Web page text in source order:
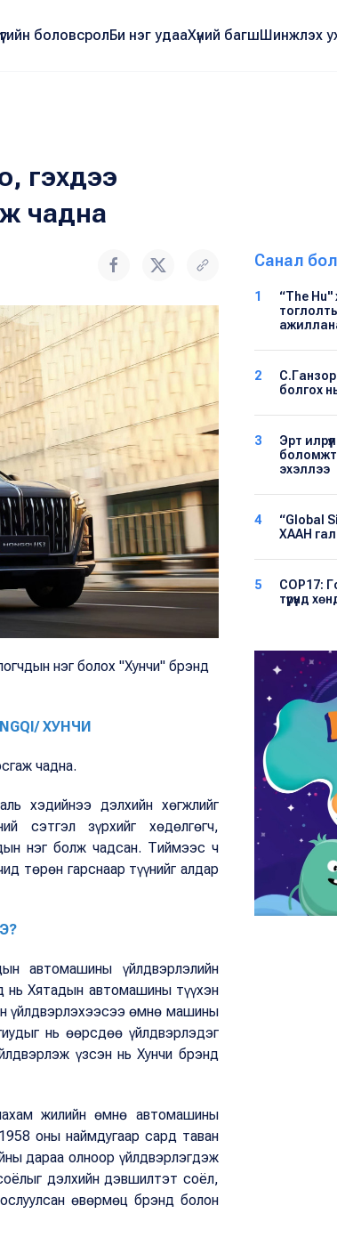
боловсролБи нэг удааХүний багшШинжлэх
гэхдээ
чадна
нэг болох "Хунчи" брэнд
XУНЧИ
чадна.
хэдийнээ дэлхийн хөгжлийг
сэтгэл зүрхийг хөдөлгөгч,
нэг болж чадсан. Тиймээс ч
төрөн гарснаар түүнийг алдар
автомашины үйлдвэрлэлийн
нь Хятадын автомашины түүхэн
үйлдвэрлэхээсээ өмнө машины
нь өөрсдөө үйлдвэрлэдэг
үзсэн нь Хунчи брэнд
жилийн өмнө автомашины
оны наймдугаар сард таван
дараа олноор үйлдвэрлэгдэж
дэлхийн дэвшилтэт соёл,
өвөрмөц брэнд болон
Санал
1
“The Hu"
2
болгох
3
Эрт
эхэллээ
4
“Global
ХААН
5
COP17:
түрүүнд